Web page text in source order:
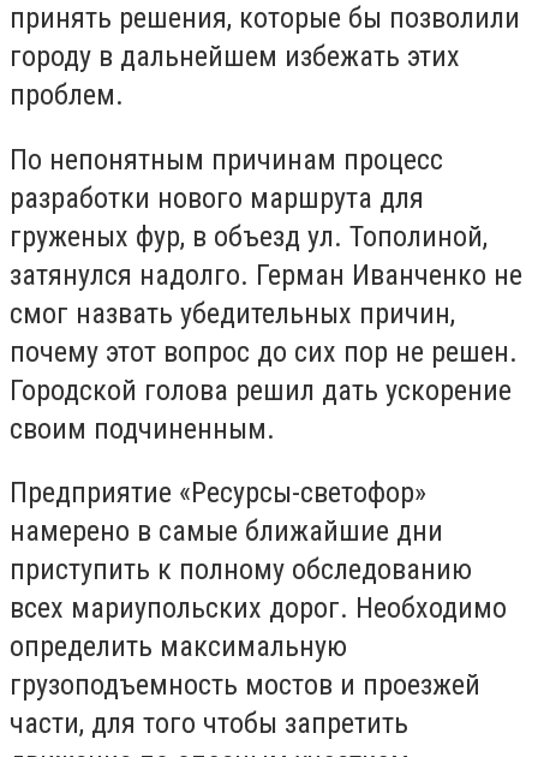
принять решения, которые бы позволили
городу в дальнейшем избежать этих
проблем.
По непонятным причинам процесс
разработки нового маршрута для
груженых фур, в объезд ул. Тополиной,
затянулся надолго. Герман Иванченко не
смог назвать убедительных причин,
почему этот вопрос до сих пор не решен.
Городской голова решил дать ускорение
своим подчиненным.
Предприятие «Ресурсы-светофор»
намерено в самые ближайшие дни
приступить к полному обследованию
всех мариупольских дорог. Необходимо
определить максимальную
грузоподъемность мостов и проезжей
части, для того чтобы запретить